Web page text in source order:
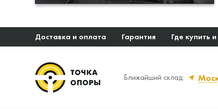
Доставка и оплата Гарантия Где купить
Ближайший склад: